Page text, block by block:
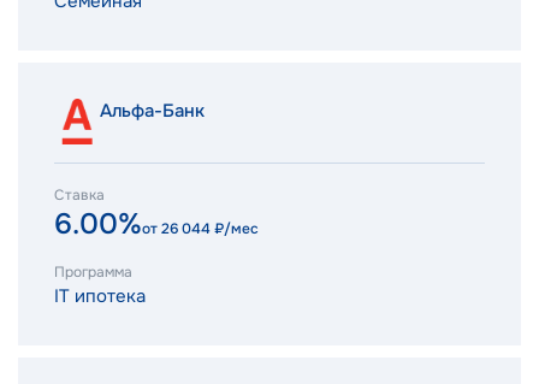
Альфа-Банк
Ставка
6.00%от26 044₽/мес
Программа
IT ипотека